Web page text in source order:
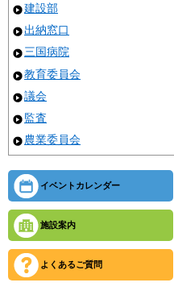
建設部
出納窓口
三国病院
教育委員会
議会
監査
農業委員会
イベントカレンダー
施設案内
よくあるご質問